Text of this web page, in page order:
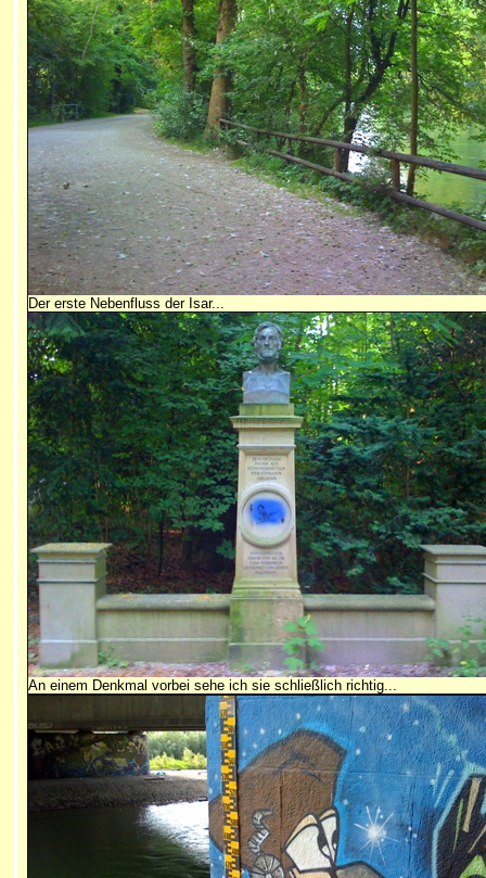
Der erste Nebenfluss der Isar...
An einem Denkmal vorbei sehe ich sie schließlich richtig...